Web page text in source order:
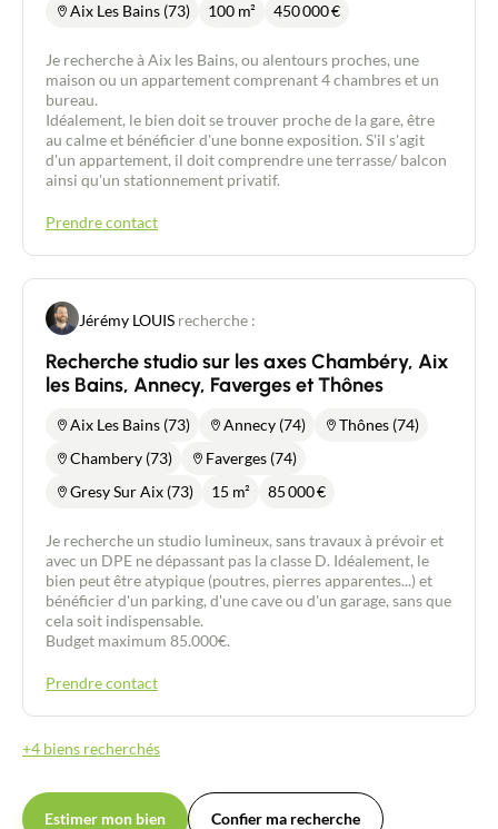
Aix Les Bains (73) 100 m² 450 000€
Je recherche à Aix les Bains, ou alentours proches, une
maison ou un appartement comprenant 4 chambres et un
bureau.
Idéalement, le bien doit se trouver proche de la gare, être
au calme et bénéficier d'une bonne exposition. S'il s'agit
d'un appartement, il doit comprendre une terrasse/ balcon
ainsi qu'un stationnement privatif.
Prendre contact
Jérémy LOUIS recherche :
Recherche studio sur les axes Chambéry, Aix
les Bains, Annecy, Faverges et Thônes
Aix Les Bains (73) Annecy (74)
Thônes (74)
Chambery (73)
Faverges (74)
Gresy Sur Aix (73)
15 m² 85 000€
Je recherche un studio lumineux, sans travaux à prévoir et
avec un DPE ne dépassant pas la classe D. Idéalement, le
bien peut être atypique (poutres, pierres apparentes...) et
bénéficier d'un parking, d'une cave ou d'un garage, sans que
cela soit indispensable.
Budget maximum 85.000€.
Prendre contact
+4 biens recherchés
Estimer mon bien Confier ma recherche